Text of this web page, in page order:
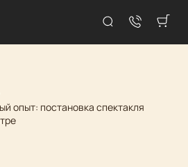
опыт: постановка спектакля